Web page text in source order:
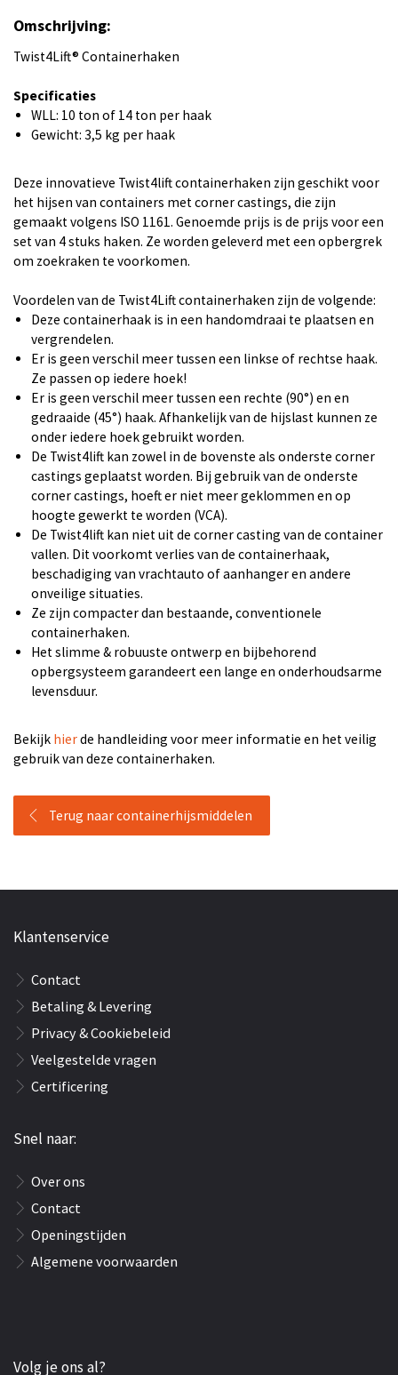
Omschrijving:
Twist4Lift® Containerhaken
Specificaties
WLL: 10 ton of 14 ton per haak
Gewicht: 3,5 kg per haak
Deze innovatieve Twist4lift containerhaken zijn geschikt voor
het hijsen van containers met corner castings, die zijn
gemaakt volgens ISO 1161. Genoemde prijs is de prijs voor een
set van 4 stuks haken. Ze worden geleverd met een opbergrek
om zoekraken te voorkomen.
Voordelen van de Twist4Lift containerhaken zijn de volgende:
Deze containerhaak is in een handomdraai te plaatsen en
vergrendelen.
Er is geen verschil meer tussen een linkse of rechtse haak.
Ze passen op iedere hoek!
Er is geen verschil meer tussen een rechte (90°) en en
gedraaide (45°) haak. Afhankelijk van de hijslast kunnen ze
onder iedere hoek gebruikt worden.
De Twist4lift kan zowel in de bovenste als onderste corner
castings geplaatst worden. Bij gebruik van de onderste
corner castings, hoeft er niet meer geklommen en op
hoogte gewerkt te worden (VCA).
De Twist4lift kan niet uit de corner casting van de container
vallen. Dit voorkomt verlies van de containerhaak,
beschadiging van vrachtauto of aanhanger en andere
onveilige situaties.
Ze zijn compacter dan bestaande, conventionele
containerhaken.
Het slimme & robuuste ontwerp en bijbehorend
opbergsysteem garandeert een lange en onderhoudsarme
levensduur.
Bekijk hierde handleiding voor meer informatie en het veilig
gebruik van deze containerhaken.
Terug naar containerhijsmiddelen
Klantenservice
Contact
Betaling & Levering
Privacy & Cookiebeleid
Veelgestelde vragen
Certificering
Snel naar:
Over ons
Contact
Openingstijden
Algemene voorwaarden
Volg je ons al?